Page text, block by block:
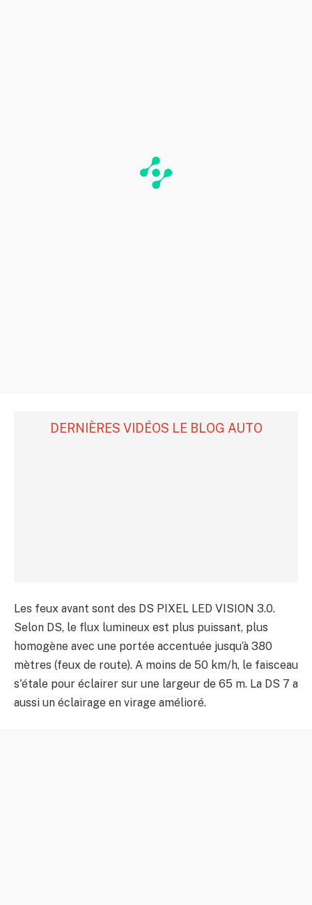
DERNIÈRES VIDÉOS LE BLOG AUTO
Les feux avant sont des DS PIXEL LED VISION 3.0.
Selon DS, le flux lumineux est plus puissant, plus
homogène avec une portée accentuée jusqu’à 380
mètres (feux de route). A moins de 50 km/h, le faisceau
s'étale pour éclairer sur une largeur de 65 m. La DS 7 a
aussi un éclairage en virage amélioré.